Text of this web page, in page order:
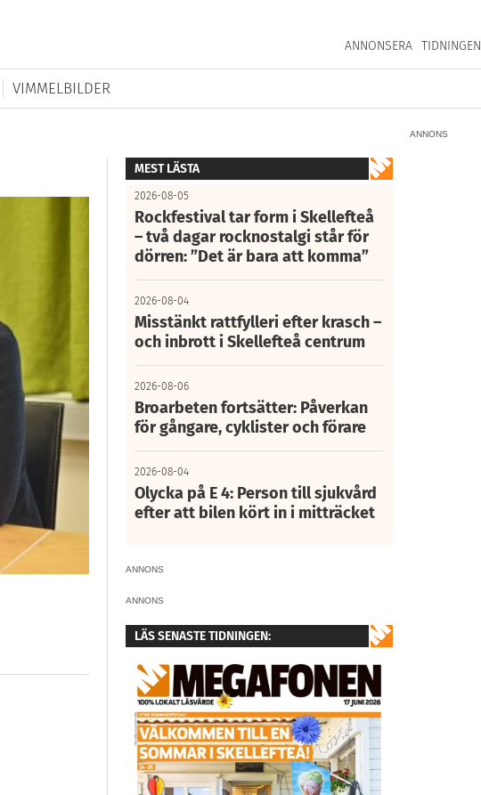
ANNONSERA TIDNINGEN
VIMMELBILDER
ANNONS
MEST LÄSTA
2026-08-05
Rockfestival tar form i Skellefteå
– två dagar rocknostalgi står för
dörren: ”Det är bara att komma”
2026-08-04
Misstänkt rattfylleri efter krasch –
och inbrott i Skellefteå centrum
2026-08-06
Broarbeten fortsätter: Påverkan
för gångare, cyklister och förare
2026-08-04
Olycka på E 4: Person till sjukvård
efter att bilen kört in i mitträcket
ANNONS
ANNONS
LÄS SENASTE TIDNINGEN: